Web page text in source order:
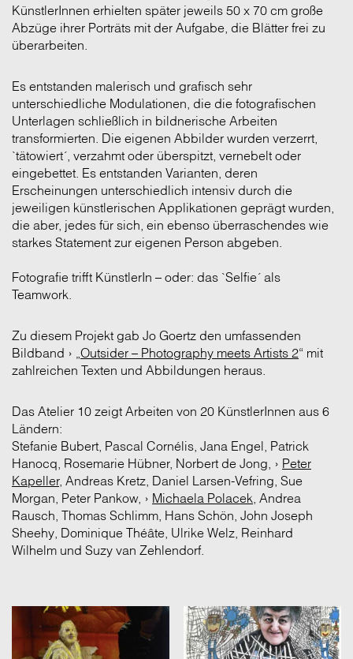
KünstlerInnen erhielten später jeweils 50 x 70 cm große
Abzüge ihrer Porträts mit der Aufgabe, die Blätter frei zu
überarbeiten.
Es entstanden malerisch und grafisch sehr
unterschiedliche Modulationen, die die fotografischen
Unterlagen schließlich in bildnerische Arbeiten
transformierten. Die eigenen Abbilder wurden verzerrt,
`tätowiert´, verzahmt oder überspitzt, vernebelt oder
eingebettet. Es entstanden Varianten, deren
Erscheinungen unterschiedlich intensiv durch die
jeweiligen künstlerischen Applikationen geprägt wurden,
die aber, jedes für sich, ein ebenso überraschendes wie
starkes Statement zur eigenen Person abgeben.
Fotografie trifft KünstlerIn – oder: das `Selfie´ als
Teamwork.
Zu diesem Projekt gab Jo Goertz den umfassenden
Bildband › „Outsider – Photography meets Artists 2“ mit
zahlreichen Texten und Abbildungen heraus.
Das Atelier 10 zeigt Arbeiten von 20 KünstlerInnen aus 6
Ländern:
Stefanie Bubert, Pascal Cornélis, Jana Engel, Patrick
Hanocq, Rosemarie Hübner, Norbert de Jong, › Peter
Kapeller, Andreas Kretz, Daniel Larsen-Vefring, Sue
Morgan, Peter Pankow, › Michaela Polacek, Andrea
Rausch, Thomas Schlimm, Hans Schön, John Joseph
Sheehy, Dominique Théâte, Ulrike Welz, Reinhard
Wilhelm und Suzy van Zehlendorf.